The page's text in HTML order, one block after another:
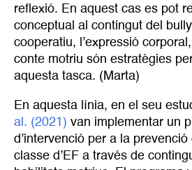
reflexió. En aquest cas es pot
conceptual al contingut del
cooperatiu, l’expressió
conte motriu són estratègies
aquesta tasca. (Marta)
En aquesta línia, en el seu
al. (2021) van implementar un
d’intervenció per a la
classe d’EF a través de